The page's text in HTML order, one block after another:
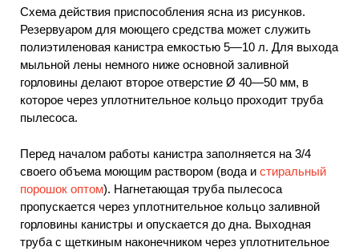
Схема действия приспособления ясна из рисунков.
Резервуаром для моющего средства может служить
полиэтиленовая канистра емкостью 5—10 л. Для выхода
мыльной лены немного ниже основной заливной
горловины делают второе отверстие Ø 40—50 мм, в
которое через уплотнительное кольцо проходит труба
пылесоса.
Перед началом работы канистра заполняется на 3/4
своего объема моющим раствором (вода и стиральный
порошок оптом). Нагнетающая труба пылесоса
пропускается через уплотнительное кольцо заливной
горловины канистры и опускается до дна. Выходная
труба с щеткиным наконечником через уплотнительное